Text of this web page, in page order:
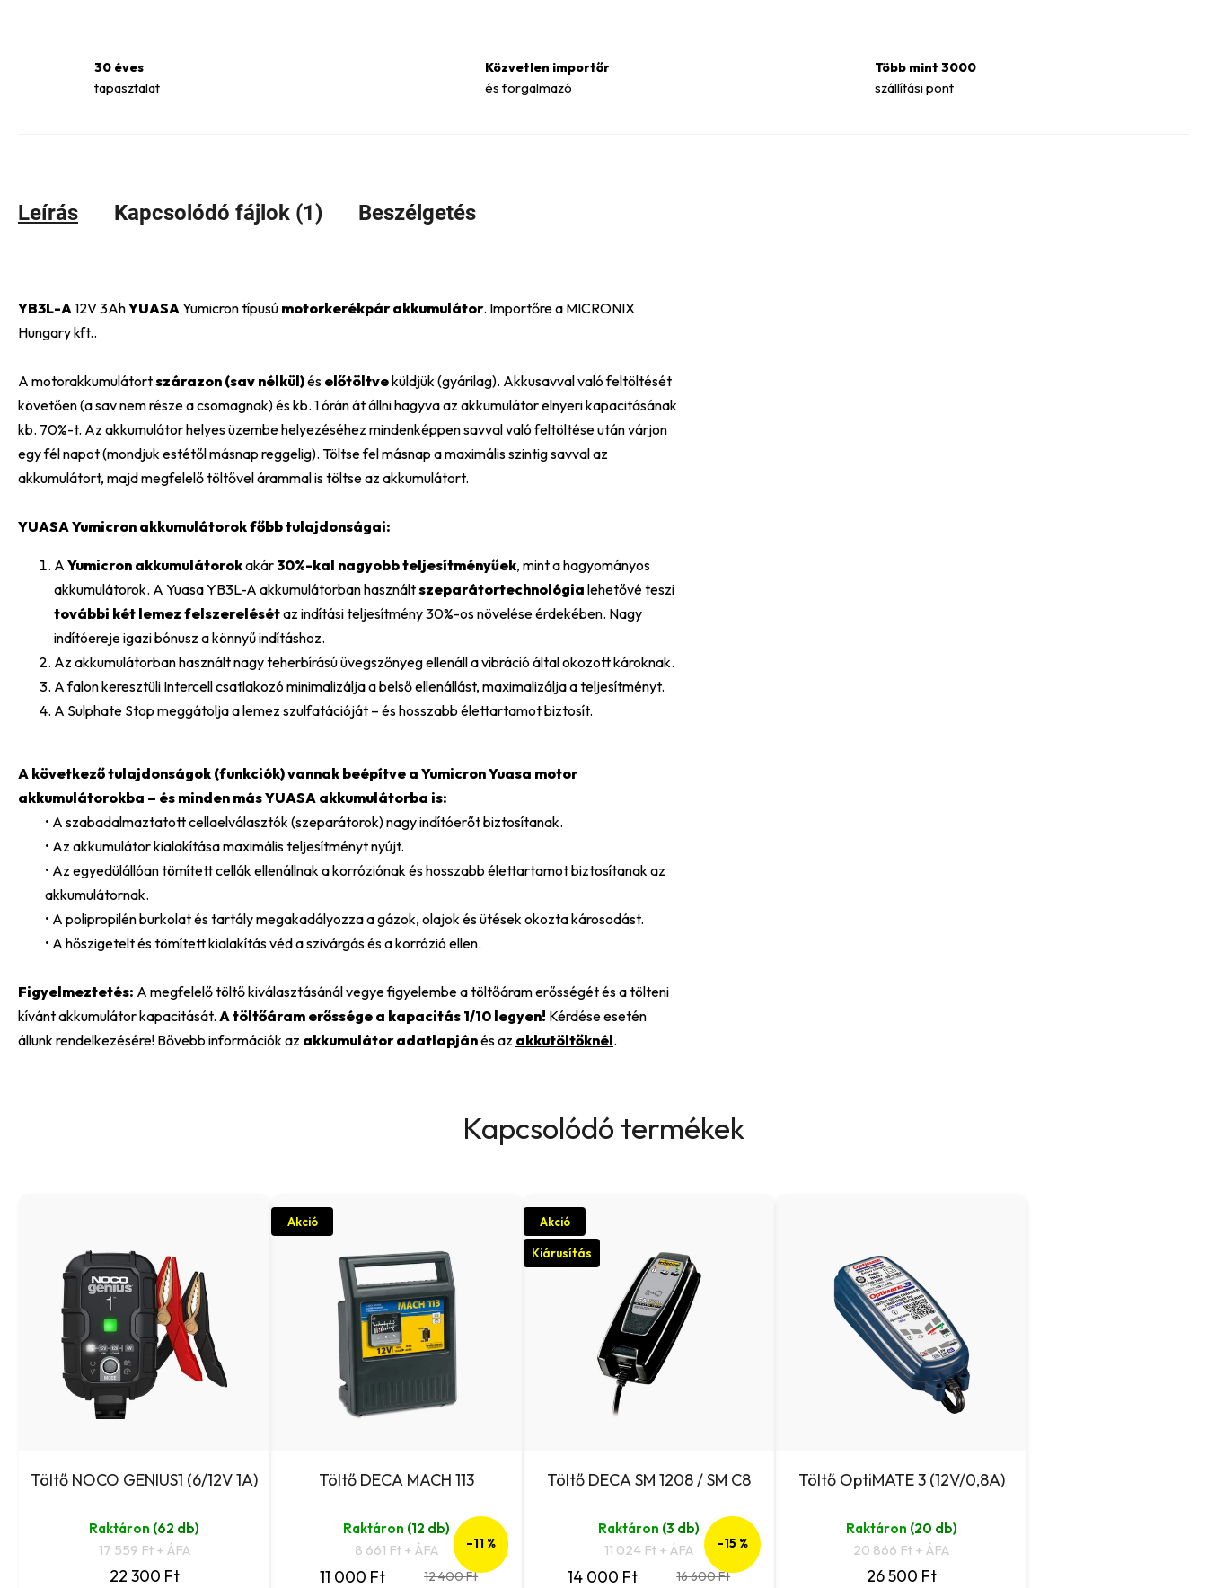
30 éves
tapasztalat
Közvetlen importőr
és forgalmazó
Több mint 3000
szállítási pont
Leírás Kapcsolódó fájlok (1) Beszélgetés
YB3L-A 12V 3AhYUASA Yumicron típusú motorkerékpár akkumulátor. Importőre a MICRONIX
Hungary kft..
A motorakkumulátortszárazon (sav nélkül)és előtöltveküldjük (gyárilag). Akkusavval való feltöltését
követően (a sav nem része a csomagnak) és kb. 1 órán át állni hagyva az akkumulátor elnyeri kapacitásának
kb. 70%-t. Az akkumulátor helyes üzembe helyezéséhez mindenképpen savval való feltöltése után várjon
egy fél napot (mondjuk estétől másnap reggelig). Töltse fel másnap a maximális szintig savval az
akkumulátort, majd megfelelő töltővel árammal is töltse az akkumulátort.
YUASA Yumicron akkumulátorok főbb tulajdonságai:
A Yumicron akkumulátorokakár30%-kal nagyobb teljesítményűek, mint a hagyományos
akkumulátorok. A Yuasa YB3L-A akkumulátorban használtszeparátortechnológia lehetővé teszi
további két lemez felszerelésétaz indítási teljesítmény 30%-os növelése érdekében. Nagy
indítóereje igazi bónusz a könnyű indításhoz.
Az akkumulátorban használt nagy teherbírású üvegszőnyeg ellenáll a vibráció által okozott károknak.
A falon keresztüli Intercell csatlakozó minimalizálja a belső ellenállást, maximalizálja a teljesítményt.
A Sulphate Stop meggátolja a lemez szulfatációját – és hosszabb élettartamot biztosít.
A következő tulajdonságok (funkciók) vannak beépítve a Yumicron Yuasa motor
akkumulátorokba – és minden más YUASA akkumulátorba is:
• A szabadalmaztatott cellaelválasztók (szeparátorok) nagy indítóerőt biztosítanak.
• Az akkumulátor kialakítása maximális teljesítményt nyújt.
• Az egyedülállóan tömített cellák ellenállnak a korróziónak és hosszabb élettartamot biztosítanak az
akkumulátornak.
• A polipropilén burkolat és tartály megakadályozza a gázok, olajok és ütések okozta károsodást.
• A hőszigetelt és tömített kialakítás véd a szivárgás és a korrózió ellen.
Figyelmeztetés: A megfelelő töltő kiválasztásánál vegye figyelembe a töltőáram erősségét és a tölteni
kívánt akkumulátor kapacitását. A töltőáram erőssége a kapacitás 1/10 legyen! Kérdése esetén
állunk rendelkezésére! Bővebb információk az akkumulátor adatlapjánés az akkutöltőknél.
Kapcsolódó termékek
Töltő NOCO GENIUS1 (6/12V 1A)
Raktáron (62 db)
17 559 Ft + ÁFA
22 300 Ft
Akció
Töltő DECA MACH 113
Raktáron (12 db)
8 661 Ft + ÁFA
11 000 Ft 12 400 Ft
–11 %
Akció
Kiárusítás
Töltő DECA SM 1208 / SM C8
Raktáron (3 db)
11 024 Ft + ÁFA
14 000 Ft 16 600 Ft
–15 %
Töltő OptiMATE 3 (12V/0,8A)
Raktáron (20 db)
20 866 Ft + ÁFA
26 500 Ft